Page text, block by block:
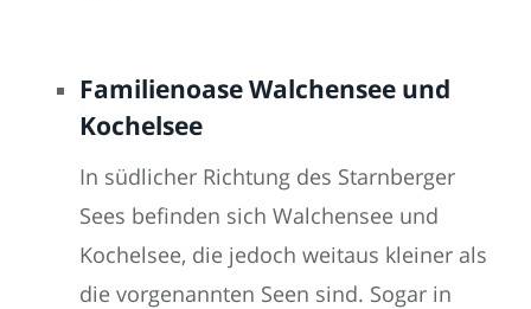
Familienoase Walchensee und
Kochelsee
In südlicher Richtung des Starnberger
Sees befinden sich Walchensee und
Kochelsee, die jedoch weitaus kleiner als
die vorgenannten Seen sind. Sogar in